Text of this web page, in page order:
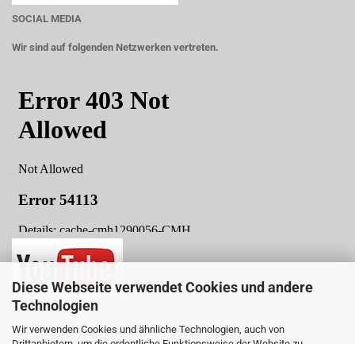
Diese Webseite verwendet Cookies und andere
Technologien
Wir verwenden Cookies und ähnliche Technologien, auch von
SOCIAL MEDIA
Wir sind auf folgenden Netzwerken vertreten.